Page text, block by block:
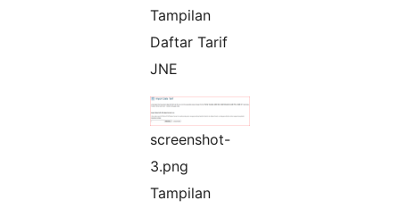
Tampilan
Daftar Tarif
JNE
screenshot-
3.png
Tampilan